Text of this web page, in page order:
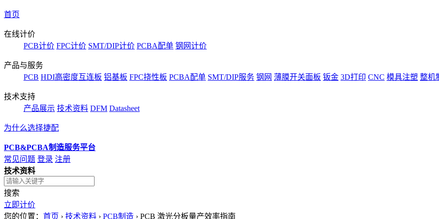
首页
在线计价
PCB计价 FPC计价 SMT/DIP计价 PCBA配单 钢网计价
产品与服务
PCB HDI高密度互连板 铝基板 FPC挠性板 PCBA配单 SMT/DIP服务 钢网 薄膜开关面板 钣金 3D打印 CNC 模具注塑 整机
技术支持
产品展示 技术资料 DFM Datasheet
为什么选择捷配
PCB&PCBA制造服务平台
常见问题 登录 注册
技术资料
搜索
立即计价
您的位置： 首页 › 技术资料 › PCB制造 › PCB 激光分板量产效率指南